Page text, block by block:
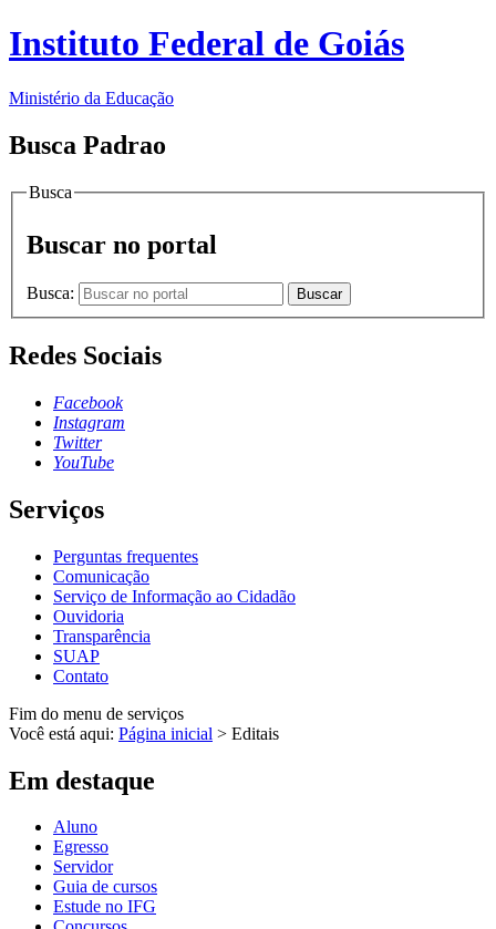
Instituto Federal de Goiás
Ministério da Educação
Busca Padrao
Busca
Buscar no portal
Busca: Buscar
Redes Sociais
Facebook
Instagram
Twitter
YouTube
Serviços
Perguntas frequentes
Comunicação
Serviço de Informação ao Cidadão
Ouvidoria
Transparência
SUAP
Contato
Fim do menu de serviços
Você está aqui: Página inicial > Editais
Em destaque
Aluno
Egresso
Servidor
Guia de cursos
Estude no IFG